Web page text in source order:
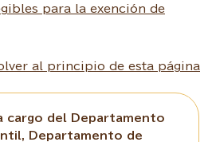
para la exención de
al principio de esta página
cargo del Departamento
Departamento de